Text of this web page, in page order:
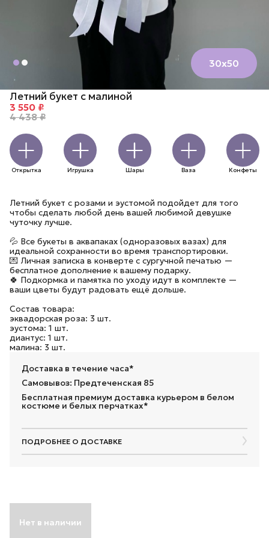
30х50
Летний букет с малиной
3 550 ₽
4 438 ₽
Открытка Игрушка Шары Ваза Конфеты
Летний букет с розами и эустомой подойдет для того
чтобы сделать любой день вашей любимой девушке
чуточку лучше.
💦 Все букеты в аквапаках (одноразовых вазах) для
идеальной сохранности во время транспортировки.
💌 Личная записка в конверте с сургучной печатью —
бесплатное дополнение к вашему подарку.
🍀 Подкормка и памятка по уходу идут в комплекте —
ваши цветы будут радовать ещё дольше.
Состав товара:
эквадорская роза: 3 шт.
эустома: 1 шт.
диантус: 1 шт.
малина: 3 шт.
Доставка в течение часа*
Самовывоз: Предтеченская 85
Бесплатная премиум доставка курьером в белом
костюме и белых перчатках*
ПОДРОБНЕЕ О ДОСТАВКЕ
Нет в наличии